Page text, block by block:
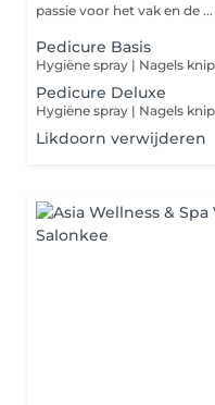
passie voor het vak en de ...
Pedicure Basis
Pedicure Deluxe
Likdoorn verwijderen